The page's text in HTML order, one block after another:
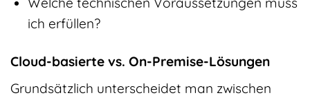
ich erfüllen?
Cloud-basierte vs. On-Premise-Lösungen
Grundsätzlich unterscheidet man zwischen